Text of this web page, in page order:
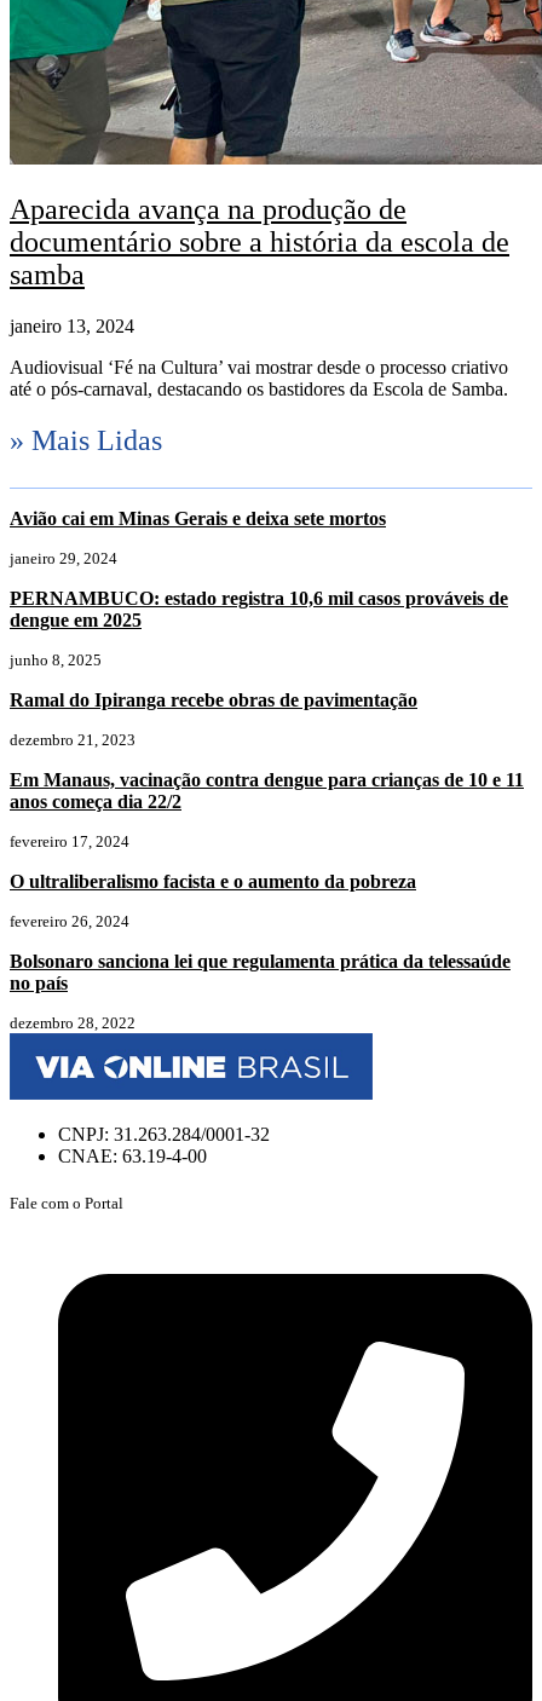
Aparecida avança na produção de
documentário sobre a história da escola de
samba
janeiro 13, 2024
Audiovisual ‘Fé na Cultura’ vai mostrar desde o processo criativo
até o pós-carnaval, destacando os bastidores da Escola de Samba.
» Mais Lidas
Avião cai em Minas Gerais e deixa sete mortos
janeiro 29, 2024
PERNAMBUCO: estado registra 10,6 mil casos prováveis de
dengue em 2025
junho 8, 2025
Ramal do Ipiranga recebe obras de pavimentação
dezembro 21, 2023
Em Manaus, vacinação contra dengue para crianças de 10 e 11
anos começa dia 22/2
fevereiro 17, 2024
O ultraliberalismo facista e o aumento da pobreza
fevereiro 26, 2024
Bolsonaro sanciona lei que regulamenta prática da telessaúde
no país
dezembro 28, 2022
CNPJ: 31.263.284/0001-32
CNAE: 63.19-4-00
Fale com o Portal